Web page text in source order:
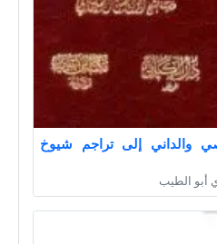
والداني إلى تراجم شيوخ
أبو الطيب